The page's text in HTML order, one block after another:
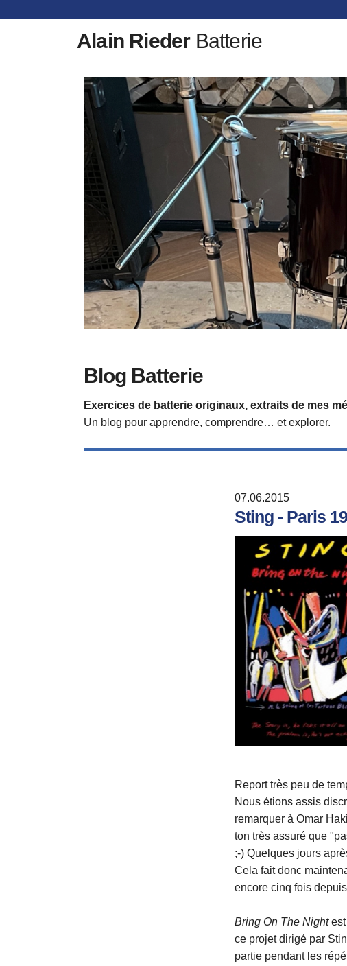
Alain RiederBatterie
Blog Batterie
Exercices de batterie originaux, extraits de mes
Un blog pour apprendre, comprendre… et explorer.
07.06.2015
Sting - Paris
Report très peu de
Nous étions assis
remarquer à Omar
ton très assuré que
;-) Quelques jours
Cela fait donc
encore cinq fois
Bring On The Nightest
ce projet dirigé par
partie pendant les